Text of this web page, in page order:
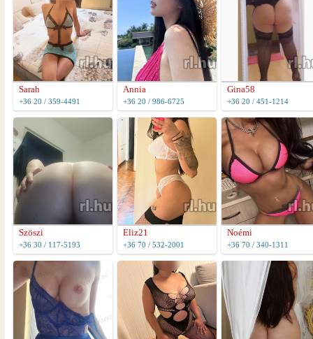
Sarah
+36 20 / 359-4491
Annia
+36 20 / 986-6725
Gina58
+36 20 / 451-1214
Szöszi
+36 30 / 117-5193
Eliz21
+36 70 / 532-2001
Noémi
+36 70 / 340-1311